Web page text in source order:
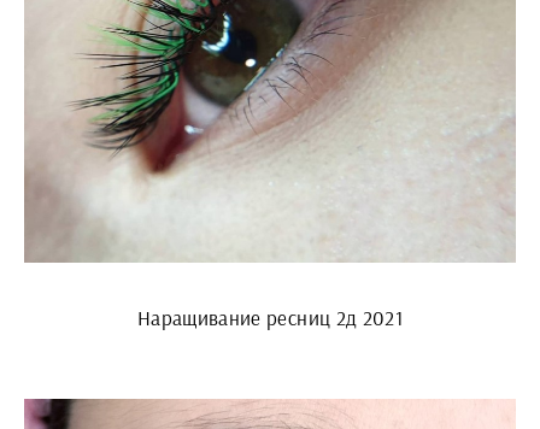
Наращивание ресниц 2д 2021